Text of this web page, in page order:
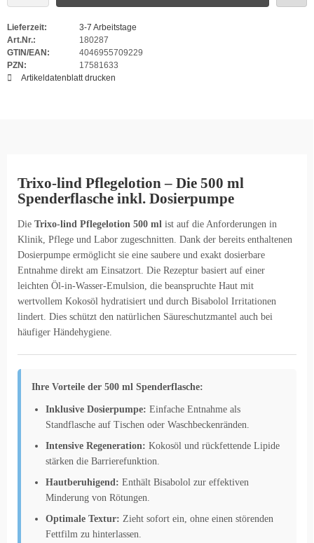
Lieferzeit:
3-7 Arbeitstage
Art.Nr.:
180287
GTIN/EAN:
4046955709229
PZN:
17581633
Artikeldatenblatt drucken
Trixo-lind Pflegelotion – Die 500 ml
Spenderflasche inkl. Dosierpumpe
Die Trixo-lind Pflegelotion 500 ml ist auf die Anforderungen in
Klinik, Pflege und Labor zugeschnitten. Dank der bereits enthaltenen
Dosierpumpe ermöglicht sie eine saubere und exakt dosierbare
Entnahme direkt am Einsatzort. Die Rezeptur basiert auf einer
leichten Öl-in-Wasser-Emulsion, die beanspruchte Haut mit
wertvollem Kokosöl hydratisiert und durch Bisabolol Irritationen
lindert. Dies schützt den natürlichen Säureschutzmantel auch bei
häufiger Händehygiene.
Ihre Vorteile der 500 ml Spenderflasche:
Inklusive Dosierpumpe: Einfache Entnahme als
Standflasche auf Tischen oder Waschbeckenränden.
Intensive Regeneration: Kokosöl und rückfettende Lipide
stärken die Barrierefunktion.
Hautberuhigend: Enthält Bisabolol zur effektiven
Minderung von Rötungen.
Optimale Textur: Zieht sofort ein, ohne einen störenden
Fettfilm zu hinterlassen.